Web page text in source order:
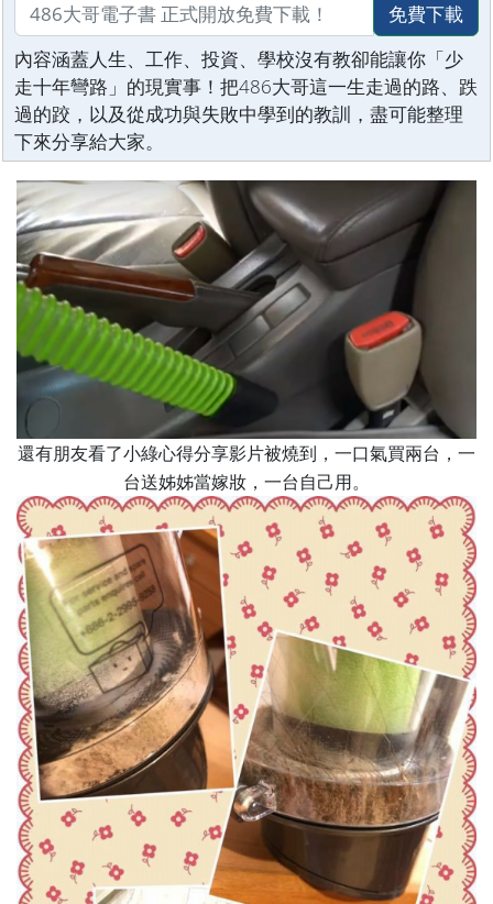
免費下載
內容涵蓋人生、工作、投資、學校沒有教卻能讓你「少
走十年彎路」的現實事！把486大哥這一生走過的路、跌
過的跤，以及從成功與失敗中學到的教訓，盡可能整理
下來分享給大家。
還有朋友看了小綠心得分享影片被燒到，一口氣買兩台，一
台送姊姊當嫁妝，一台自己用。